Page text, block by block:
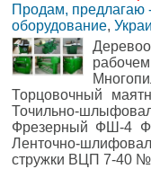
Продам, предлагаю
оборудование,
Торцовочный
Точильно-
Фрезерный ФШ-4
Ленточно-
стружки ВЦП 7-40